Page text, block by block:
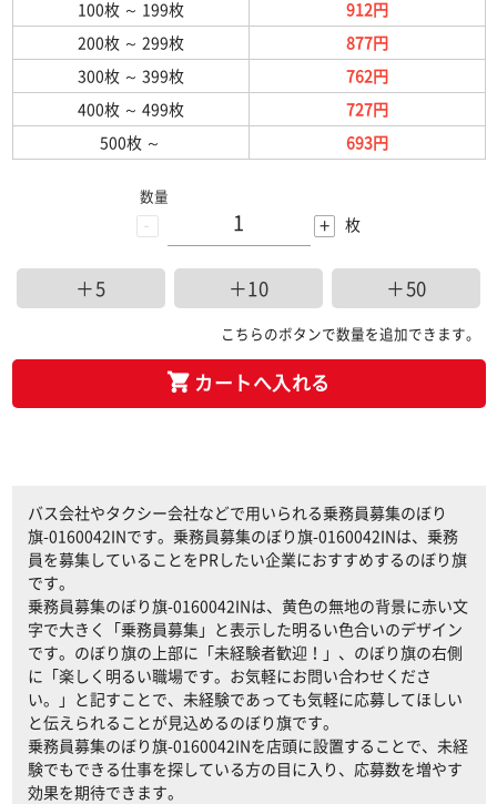
100枚 ～ 199枚
912円
200枚 ～ 299枚
877円
300枚 ～ 399枚
762円
400枚 ～ 499枚
727円
500枚 ～ 693円
-
数量
+ 枚
＋5 ＋10 ＋50
こちらのボタンで数量を追加できます。
カートへ入れる
バス会社やタクシー会社などで用いられる乗務員募集のぼり
旗-0160042INです。乗務員募集のぼり旗-0160042INは、乗務
員を募集していることをPRしたい企業におすすめするのぼり旗
です。
乗務員募集のぼり旗-0160042INは、黄色の無地の背景に赤い文
字で大きく「乗務員募集」と表示した明るい色合いのデザイン
です。のぼり旗の上部に「未経験者歓迎！」、のぼり旗の右側
に「楽しく明るい職場です。お気軽にお問い合わせくださ
い。」と記すことで、未経験であっても気軽に応募してほしい
と伝えられることが見込めるのぼり旗です。
乗務員募集のぼり旗-0160042INを店頭に設置することで、未経
験でもできる仕事を探している方の目に入り、応募数を増やす
効果を期待できます。